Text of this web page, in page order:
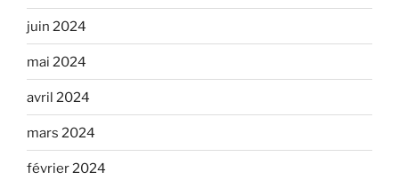
juin 2024
mai 2024
avril 2024
mars 2024
février 2024